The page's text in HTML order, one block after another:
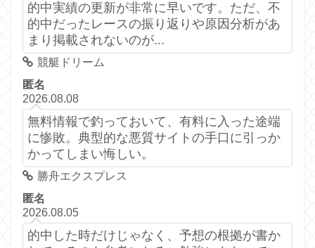
的中実績の更新が非常に早いです。ただ、不
的中だったレースの振り返りや原因分析があ
まり掲載されないのが...
競艇ドリーム
匿名
2026.08.08
無料情報で釣っておいて、有料に入った途端
に惨敗。典型的な悪質サイトの手口に引っか
かってしまい悔しい。
勝舟エクスプレス
匿名
2026.08.05
的中した時だけじゃなく、予想の根拠が書か